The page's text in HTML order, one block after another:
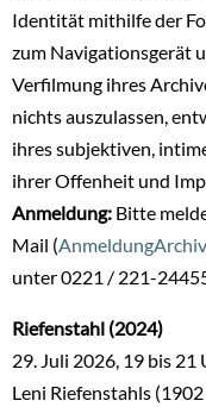
Identität mithilfe der
zum Navigationsgerät
Verfilmung ihres
nichts auszulassen,
ihres subjektiven,
ihrer Offenheit und
Anmeldung: Bitte
Mail (
unter 0221 / 221-
Riefenstahl (2024)
29. Juli 2026, 19 bis 21
Leni Riefenstahls